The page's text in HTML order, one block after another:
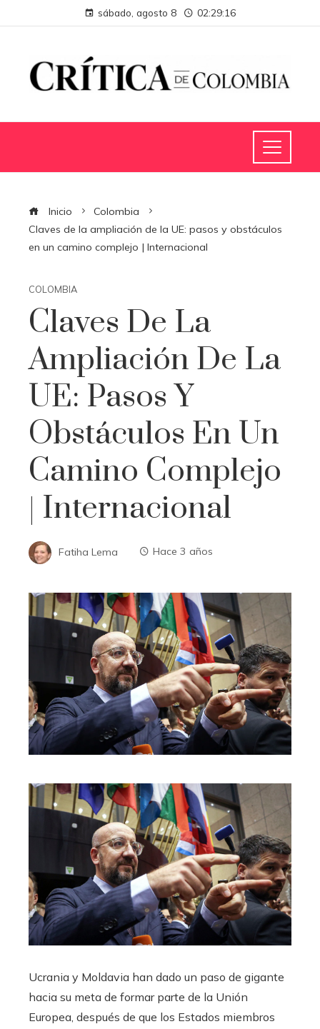
sábado, agosto 8 02:29:17
Inicio
Colombia
Claves de la ampliación de la UE: pasos y obstáculos
en un camino complejo | Internacional
COLOMBIA
Claves De La
Ampliación De La
UE: Pasos Y
Obstáculos En Un
Camino Complejo
| Internacional
Fatiha Lema Hace 3 años
Ucrania y Moldavia han dado un paso de gigante
hacia su meta de formar parte de la Unión
Europea, después de que los Estados miembros